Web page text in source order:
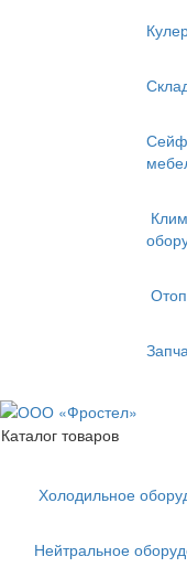
Каталог товаров
Холодильное
Нейтральное